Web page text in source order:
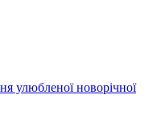
улюбленої новорічної